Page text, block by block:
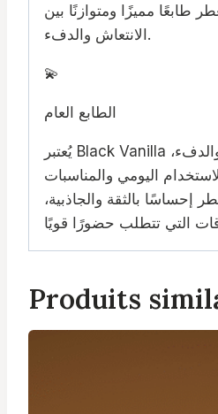
طابعًا مميزًا ومتوازنًا بين
الانتعاش والدفء.
💫
الطابع العام
يُعتبر Black Vanilla عطرًا يعكس الأناقة والدفء،
اليومي والمناسبات
إحساسًا بالثقة والجاذبية،
Produits